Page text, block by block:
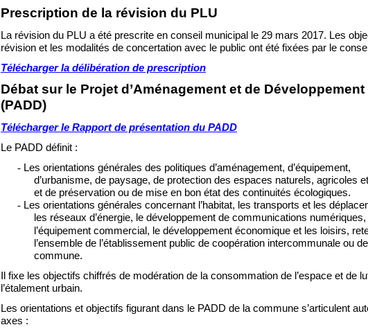
Prescription de la révision du PLU
La révision du PLU a été prescrite en conseil municipal le 29 mars 2017. Les
révision et les modalités de concertation avec le public ont été fixées par le
Télécharger la délibération de prescription
Débat sur le Projet d’Aménagement et de
(PADD)
Télécharger le Rapport de présentation du PADD
Le PADD définit :
- Les orientations générales des politiques d’aménagement, d’équipement,
d’urbanisme, de paysage, de protection des espaces naturels, agricoles
et de préservation ou de mise en bon état des continuités écologiques.
- Les orientations générales concernant l’habitat, les transports et les
les réseaux d’énergie, le développement de communications numériques,
l’équipement commercial, le développement économique et les loisirs,
l’ensemble de l’établissement public de coopération intercommunale ou
commune.
Il fixe les objectifs chiffrés de modération de la consommation de l’espace et de
l’étalement urbain.
Les orientations et objectifs figurant dans le PADD de la commune s’articulent
axes :